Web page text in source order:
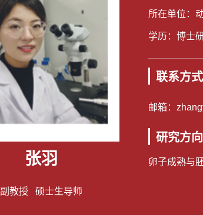
张羽
副教授 硕士生导师
所在单位：
学历：博士
联系方式
邮箱：
研究方向
卵子成熟与